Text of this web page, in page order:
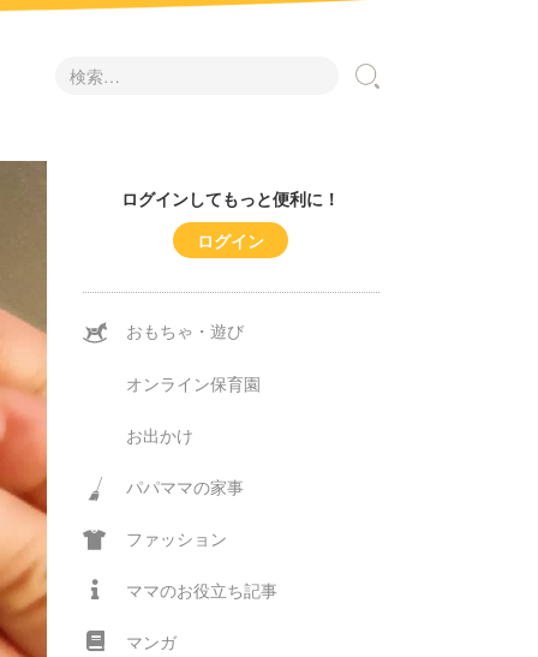
検
ログインしてもっと便利に！
ログイン
おもちゃ・遊び
オンライン保育園
お出かけ
パパママの家事
ファッション
ママのお役立ち記事
マンガ